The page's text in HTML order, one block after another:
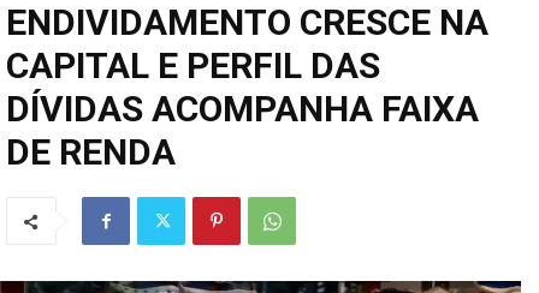
ENDIVIDAMENTO CRESCE NA
CAPITAL E PERFIL DAS
DÍVIDAS ACOMPANHA FAIXA
DE RENDA